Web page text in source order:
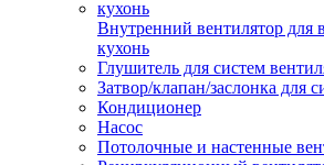
Внутренний вентилятор для
кухонь
Глушитель для систем
Затвор/клапан/заслонка для
Кондиционер
Насос
Потолочные и настенные